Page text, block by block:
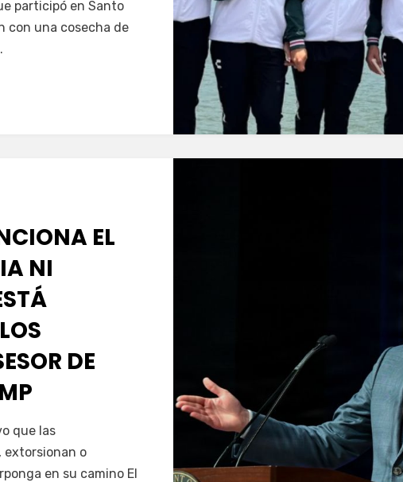
participó en Santo
con una cosecha de
EL
NI
DE
que las
extorsionan o
en su camino El